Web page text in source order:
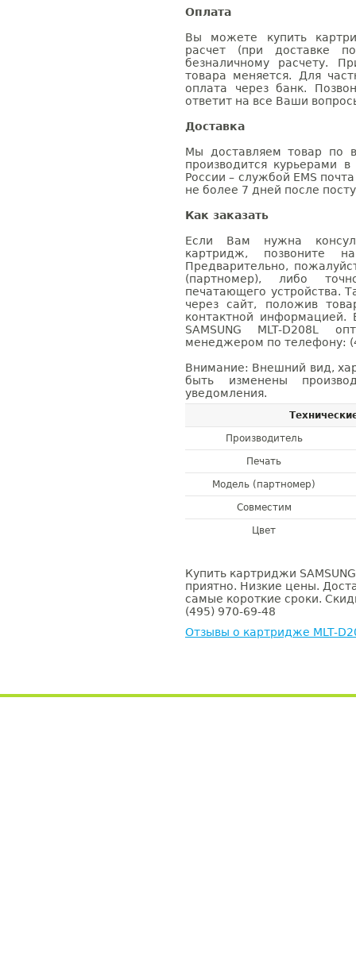
Оплата
Вы можете купить
расчет (при доставке
безналичному расчету.
товара меняется. Для
оплата через банк.
ответит на все Ваши
Доставка
Мы доставляем товар по
производится курьерами
России – службой EMS
не более 7 дней после
Как заказать
Если Вам нужна
картридж, позвоните
Предварительно,
(партномер), либо
печатающего устройства.
через сайт, положив
контактной информацией.
SAMSUNG MLT-D208L
менеджером по телефону:
Внимание: Внешний вид,
быть изменены
уведомления.
Производитель
Печать
Модель (партномер)
Совместим
Цвет
Купить картриджи
приятно. Низкие цены.
самые короткие сроки.
(495) 970-69-48
Отзывы о картридже MLT-